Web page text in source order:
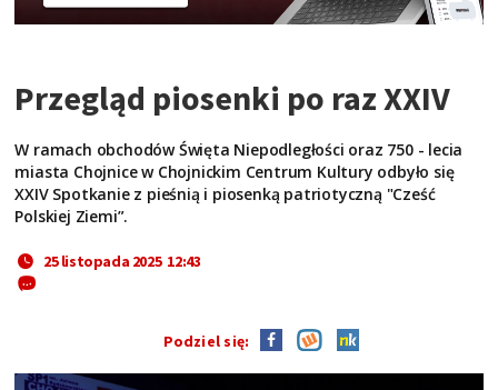
Przegląd piosenki po raz XXIV
W ramach obchodów Święta Niepodległości oraz 750 - lecia
miasta Chojnice w Chojnickim Centrum Kultury odbyło się
XXIV Spotkanie z pieśnią i piosenką patriotyczną "Cześć
Polskiej Ziemi”.
25 listopada 2025 12:43
Podziel się: